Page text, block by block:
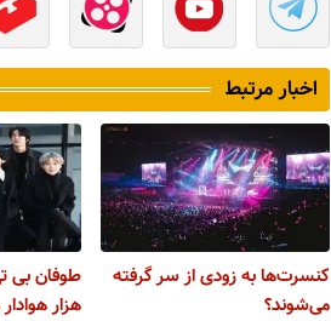
اخبار مرتبط
کنسرت‌ها به زودی از سر گرفته
می‌شوند؟
هزار